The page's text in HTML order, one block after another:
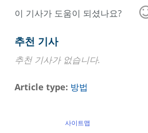
이 기사가 도움이 되셨나요?
추천 기사
추천 기사가 없습니다.
Article type 방법
사이트맵